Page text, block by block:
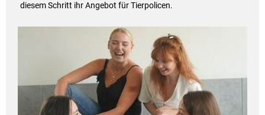
diesem Schritt ihr Angebot für Tierpolicen.